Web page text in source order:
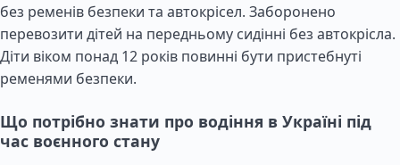
без ременів безпеки та автокрісел. Заборонено
перевозити дітей на передньому сидінні без автокрісла.
Діти віком понад 12 років повинні бути пристебнуті
ременями безпеки.
Що потрібно знати про водіння в Україні під
час воєнного стану